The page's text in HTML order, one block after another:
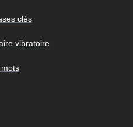
clés
vibratoire